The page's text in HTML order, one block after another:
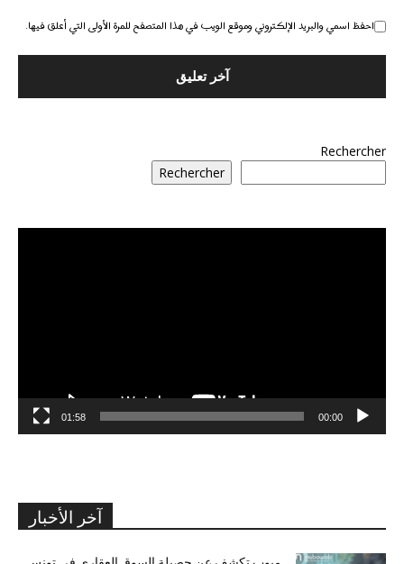
احفظ اسمي والبريد الإلكتروني وموقع الويب في هذا المتصفح للمرة الأولى التي أعلق فيها.
Rechercher
Rechercher
00:00
01:58
آخر الأخبار